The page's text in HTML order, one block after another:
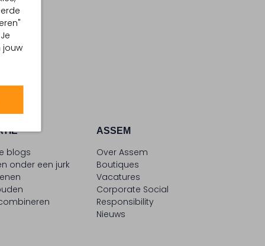
jouw
blogs
onder een jurk
ASSEM
Over Assem
Boutiques
Vacatures
Corporate Social
Responsibility
Nieuws